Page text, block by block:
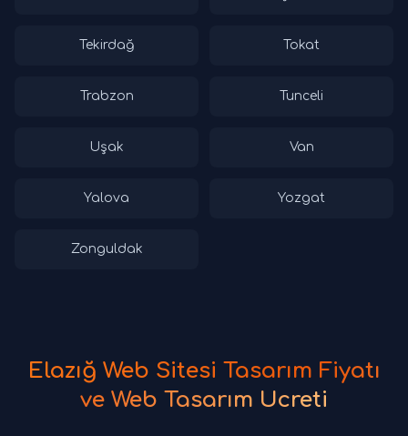
Tekirdağ Tokat
Trabzon Tunceli
Uşak Van
Yalova Yozgat
Zonguldak
Elazığ Web Sitesi Tasarım Fiyatı
ve Web Tasarım Ücreti